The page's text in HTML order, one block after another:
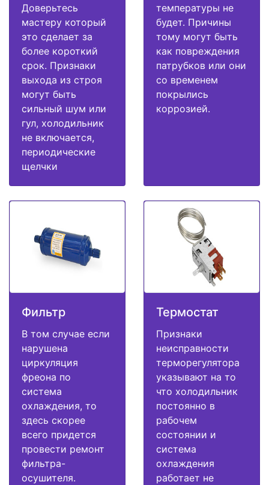
Доверьтесь
мастеру который
это сделает за
более короткий
срок. Признаки
выхода из строя
могут быть
сильный шум или
гул, холодильник
не включается,
периодические
щелчки
температуры не
будет. Причины
тому могут быть
как повреждения
патрубков или они
со временем
покрылись
коррозией.
Фильтр
В том случае если
нарушена
циркуляция
фреона по
система
охлаждения, то
здесь скорее
всего придется
провести ремонт
фильтра-
осушителя.
Термостат
Признаки
неисправности
терморегулятора
указывают на то
что холодильник
постоянно в
рабочем
состоянии и
система
охлаждения
работает не